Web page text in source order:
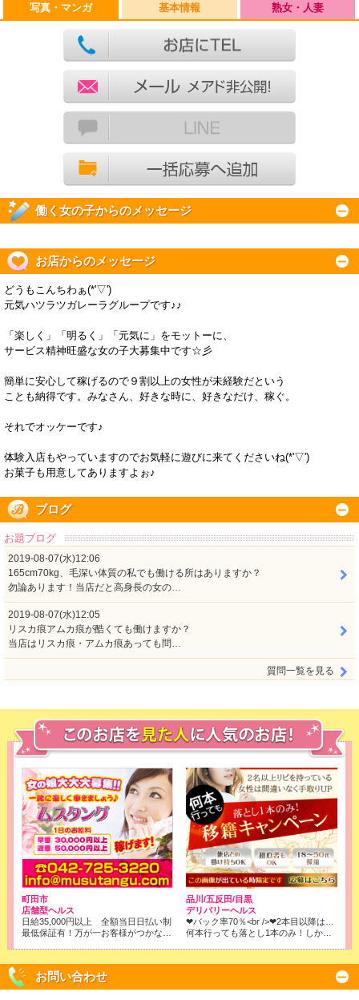
写真・マンガ 基本情報 熟女・人妻
働く女の子からのメッセージ
お店からのメッセージ
どうもこんちわぁ(*'▽')
元気ハツラツガレーラグループです♪♪
「楽しく」「明るく」「元気に」をモットーに、
サービス精神旺盛な女の子大募集中です☆彡
簡単に安心して稼げるので９割以上の女性が未経験だという
ことも納得です。みなさん、好きな時に、好きなだけ、稼ぐ。
それでオッケーです♪
体験入店もやっていますのでお気軽に遊びに来てくださいね(*'▽')
お菓子も用意してありますよぉ♪
ブログ
お題ブログ
2019-08-07(水)12:06
165cm70kg、毛深い体質の私でも働ける所はありますか？
勿論あります！当店だと高身長の女の…
2019-08-07(水)12:05
リスカ痕アムカ痕が酷くても働けますか？
当店はリスカ痕・アムカ痕あっても問…
質問一覧を見る
町田市
店舗型ヘルス
日給35,000円以上 全額当日日払い制
品川/五反田/目黒
デリバリーヘルス
お問い合わせ